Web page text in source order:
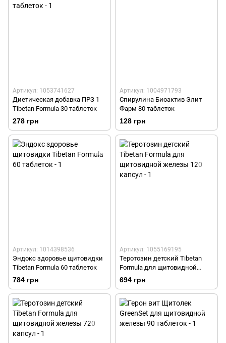
Артикул: 1053741627
Диетическая добавка ПРЗ 1
Tibetan Formula 30 таблеток
278 грн
Артикул: 1004971793
Спирулина Биоактив Элит
Фарм 80 таблеток
128 грн
Артикул: 1014398536
Эндокс здоровье щитовидки
Tibetan Formula 60 таблеток
784 грн
Артикул: 1055169195
Теротозин детский Tibetan
Formula для щитовидной
железы 120 капсул
694 грн